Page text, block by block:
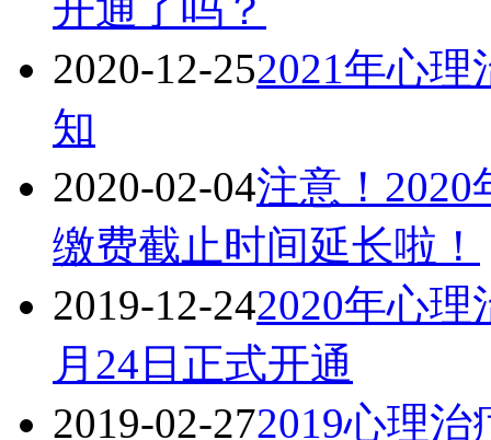
2020-12-252021年心
知
2020-02-04注意！
缴费截止时间延长啦！
2019-12-242020年心
月24日正式开通
2019-02-272019心理